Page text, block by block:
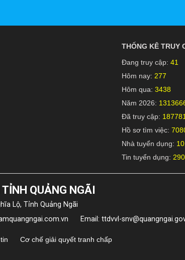
THỐNG KÊ TRUY
Đang truy cập: 41
Hôm nay: 277
Hôm qua: 3438
Năm 2026:
Đã truy cập:
Hồ sơ tìm việc:
Nhà tuyển dụng:
Tin tuyển dụng:
QUẢNG NGÃI
Lộ, Tỉnh Quảng Ngãi
Email: ttdvvl-
Cơ chế giải quyết tranh chấp